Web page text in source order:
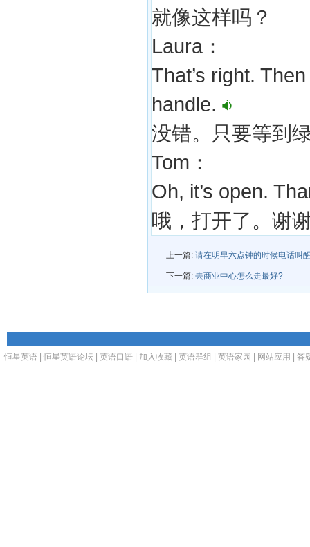
就像这样吗？
Laura：
That’s right.
handle.
没错。只要等到
Tom：
Oh, it’s open.
哦，打开了。谢
上一篇: 请在明早六点钟的时候电话叫
下一篇: 去商业中心怎么走最好?
恒星英语 恒星英语论坛 英语口语 加入收藏 英语群组 英语家园 网站应用 答